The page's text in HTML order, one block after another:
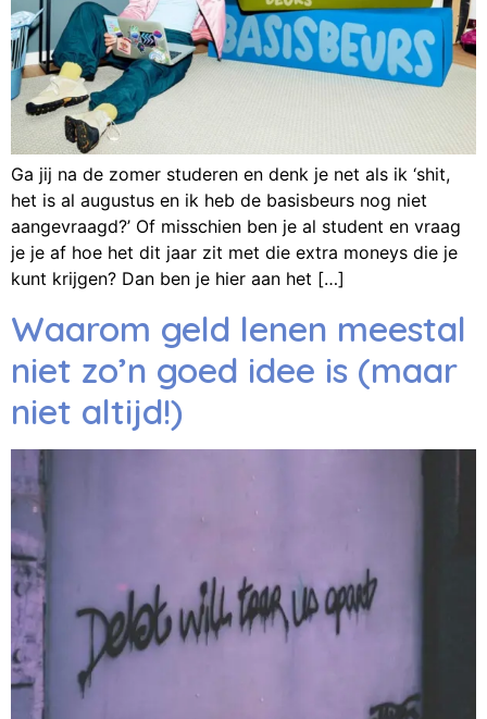
Ga jij na de zomer studeren en denk je net als ik ‘shit,
het is al augustus en ik heb de basisbeurs nog niet
aangevraagd?’ Of misschien ben je al student en vraag
je je af hoe het dit jaar zit met die extra moneys die je
kunt krijgen? Dan ben je hier aan het […]
Waarom geld lenen meestal
niet zo’n goed idee is (maar
niet altijd!)